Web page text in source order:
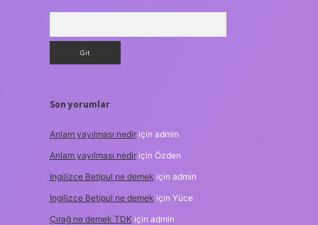
Son yorumlar
Anlam yayılması nediriçin admin
Anlam yayılması nediriçin Özden
Ingilizce Betipul ne demek için admin
Ingilizce Betipul ne demek için Yüce
Çırağ ne demek TDKiçin admin